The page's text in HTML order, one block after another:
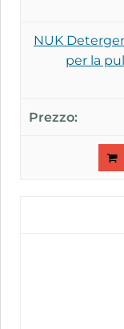
NUK
per la